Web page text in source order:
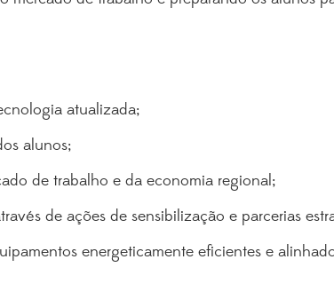
atualizada;
alunos;
de trabalho e da economia regional;
de ações de sensibilização e parcerias
energeticamente eficientes e